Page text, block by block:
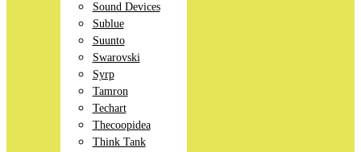
Sound Devices
Sublue
Suunto
Swarovski
Syrp
Tamron
Techart
Thecoopidea
Think Tank